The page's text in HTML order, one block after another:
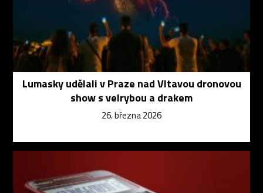
Lumasky udělali v Praze nad Vltavou dronovou
show s velrybou a drakem
26. března 2026